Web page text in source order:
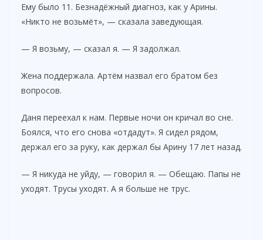
Ему было 11. Безнадёжный диагноз, как у Арины.
«Никто не возьмёт», — сказала заведующая.
— Я возьму, — сказал я. — Я задолжал.
Жена поддержала. Артём назвал его братом без
вопросов.
Даня переехал к нам. Первые ночи он кричал во сне.
Боялся, что его снова «отдадут». Я сидел рядом,
держал его за руку, как держал бы Арину 17 лет назад.
— Я никуда не уйду, — говорил я. — Обещаю. Папы не
уходят. Трусы уходят. А я больше не трус.